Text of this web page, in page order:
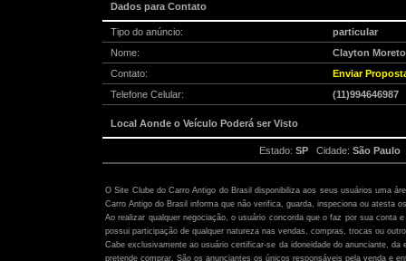
Dados para Contato
Tipo do anúncio:
particular
Nome:
Clayton
Contato:
Enviar
Telefone Celular:
(11)994646987
Local Aonde o Veículo Poderá ser Visto
Estado: SP Cidade: São Paulo
O Site Clube do Carro Antigo do Brasil disponibiliza aos seus usuários uma
Carro Antigo do Brasil informa que não verifica, guarda, inspeciona ou atesta
Ao realizar qualquer negociação, o usuário concorda que o faz por sua conta
possui participação de qualquer natureza nas vendas, compras, trocas ou
Cabe exclusivamente ao usuário certificar-se da idoneidade do anunciante,
pretende comprar. São os anunciantes os únicos responsáveis pela venda e